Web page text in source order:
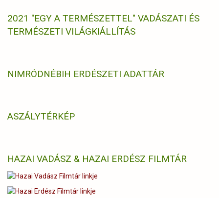
2021 "EGY A TERMÉSZETTEL" VADÁSZATI ÉS
TERMÉSZETI VILÁGKIÁLLÍTÁS
NIMRÓDNÉBIH ERDÉSZETI ADATTÁR
ASZÁLYTÉRKÉP
HAZAI VADÁSZ & HAZAI ERDÉSZ FILMTÁR